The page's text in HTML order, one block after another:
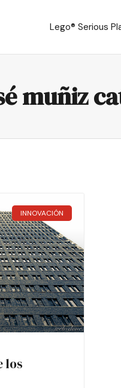
Lego® Serious
muñiz
INNOVACIÓN
los